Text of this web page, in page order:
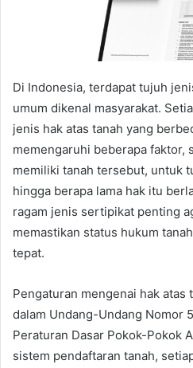
Di Indonesia, terdapat tujuh
umum dikenal masyarakat.
jenis hak atas tanah yang
memengaruhi beberapa faktor,
memiliki tanah tersebut, untuk
hingga berapa lama hak itu
ragam jenis sertipikat penting
memastikan status hukum
tepat.
Pengaturan mengenai hak atas
dalam Undang-Undang Nomor
Peraturan Dasar Pokok-Pokok
sistem pendaftaran tanah,